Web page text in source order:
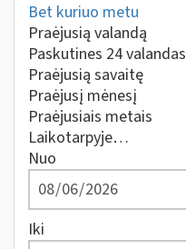
Bet kuriuo metu
Praėjusią valandą
Paskutines 24 valandas
Praėjusią savaitę
Praėjusį mėnesį
Praėjusiais metais
Laikotarpyje…
Nuo
Iki